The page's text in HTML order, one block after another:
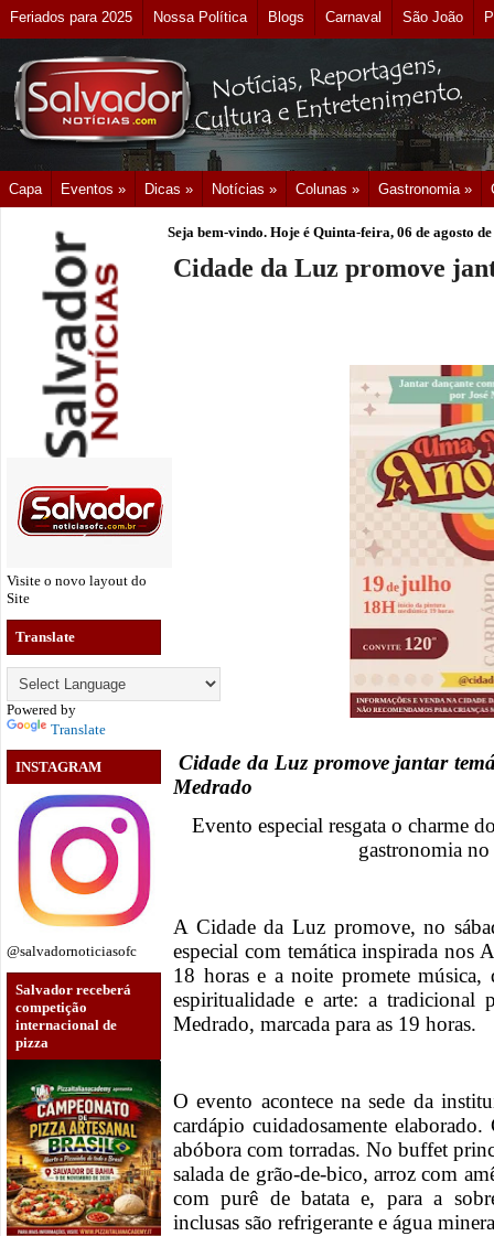
Feriados para 2025 Nossa Política Blogs Carnaval São João
Capa Eventos » Dicas » Notícias » Colunas » Gastronomia »
Visite o novo layout do
Site
Translate
Powered by
Translate
INSTAGRAM
@salvadornoticiasofc
Salvador receberá
competição
internacional de
pizza
Seja bem-vindo. Hoje é Quinta-feira, 06 de agosto
Cidade da Luz promove
Cidade da Luz promove jantar
Medrado
Evento especial resgata o charme
gastronomia
A Cidade da Luz promove, no
especial com temática inspirada nos
18 horas e a noite promete música,
espiritualidade e arte: a tradicional
Medrado, marcada para as 19 horas.
O evento acontece na sede da
cardápio cuidadosamente
abóbora com torradas. No buffet
salada de grão-de-bico, arroz com
com purê de batata e, para a
inclusas são refrigerante e água